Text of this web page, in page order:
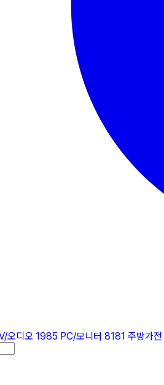
오디오 1985 PC/모니터 8181 주방가전